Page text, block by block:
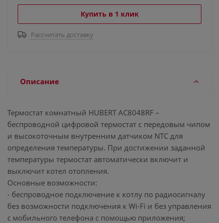
Купить в 1 клик
Рассчитать доставку
Описание
Термостат комнатный HUBERT АС8048RF –
беспроводной цифровой термостат с передовым чипом
и высокоточным внутренним датчиком NTC для
определения температуры. При достижении заданной
температуры термостат автоматически включит и
выключит котел отопления.
Основные возможности:
- беспроводное подключение к котлу по радиосигналу
без возможности подключения к Wi-Fi и без управления
с мобильного телефона с помощью приложения;